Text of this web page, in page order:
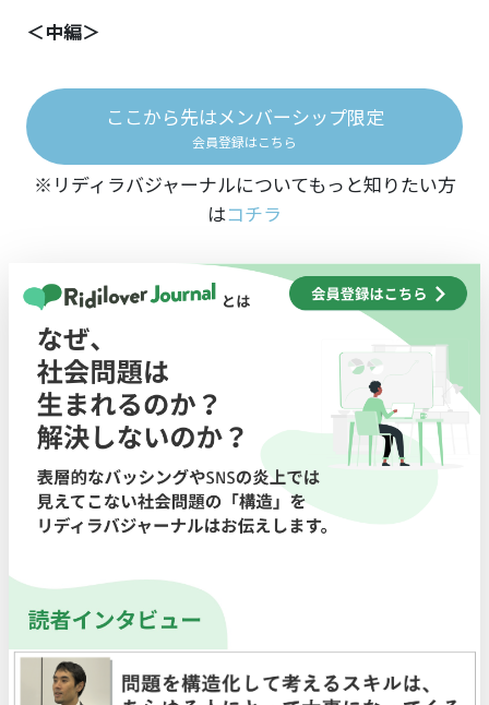
＜中編＞
ここから先はメンバーシップ限定
会員登録はこちら
※リディラバジャーナルについてもっと知りたい方
はコチラ